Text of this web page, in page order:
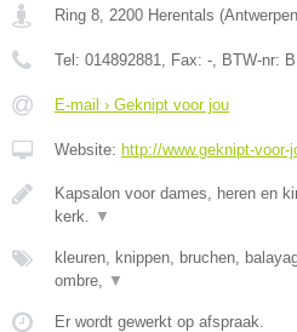
Ring 8, 2200 Herentals (Antwerpen
Tel: 014892881, Fax: -, BTW-nr:
E-mail › Geknipt voor jou
Website: http://www.geknipt-voor-
Kapsalon voor dames, heren en
kerk. ▼
kleuren, knippen, bruchen,
ombre, ▼
Er wordt gewerkt op afspraak.